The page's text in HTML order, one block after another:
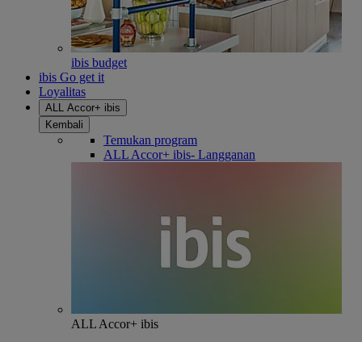
ibis budget
ibis Go get it
Loyalitas
ALL Accor+ ibis
Kembali
Temukan program
ALL Accor+ ibis- Langganan
ALL Accor+ ibis